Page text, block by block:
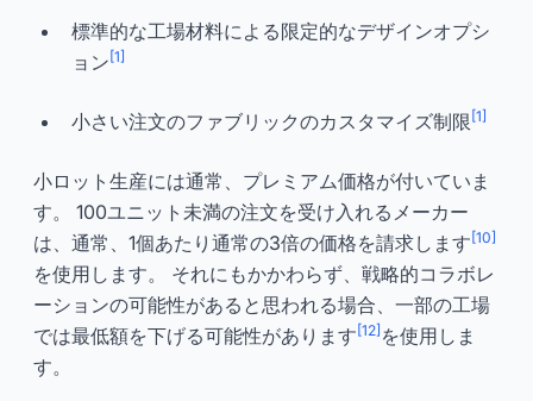
標準的な工場材料による限定的なデザインオプシ
ョン [1]
小さい注文のファブリックのカスタマイズ制限 [1]
小ロット生産には通常、プレミアム価格が付いていま
す。 100ユニット未満の注文を受け入れるメーカー
は、通常、1個あたり通常の3倍の価格を請求します [10]
を使用します。 それにもかかわらず、戦略的コラボレ
ーションの可能性があると思われる場合、一部の工場
では最低額を下げる可能性があります [12] を使用しま
す。